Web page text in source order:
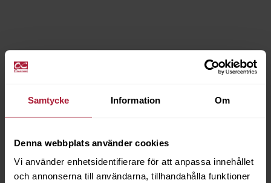
Samtycke Information Om
Denna webbplats använder cookies
Vi använder enhetsidentifierare för att anpassa innehållet
och annonserna till användarna, tillhandahålla funktioner